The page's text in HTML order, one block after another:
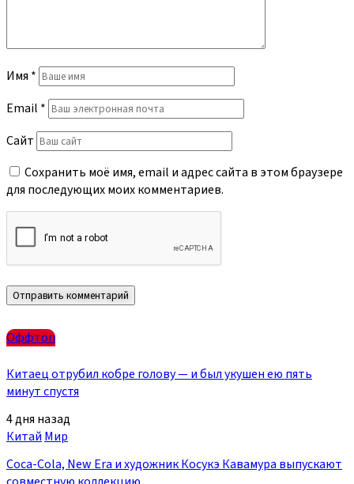
Имя *
Email *
Сайт
Сохранить моё имя, email и адрес сайта в этом браузере
для последующих моих комментариев.
Оффтоп
Китаец отрубил кобре голову — и был укушен ею пять
минут спустя
4 дня назад
Китай Мир
Coca-Cola, New Era и художник Косукэ Кавамура выпускают